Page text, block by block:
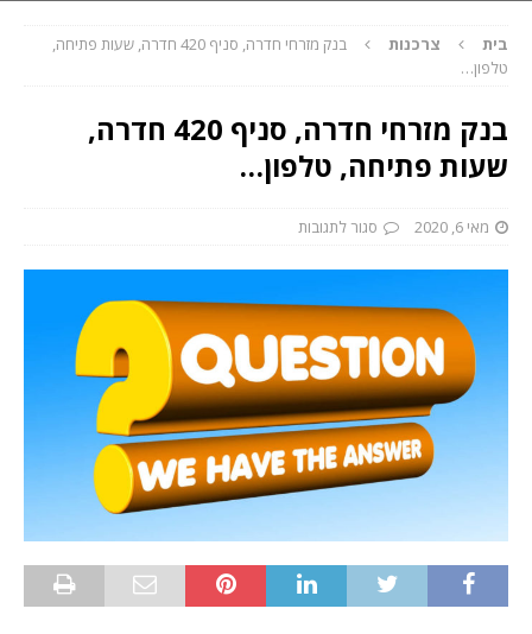
בית צרכנות
בנק מזרחי ‏חדרה, סניף 420 חדרה, שעות פתיחה,
טלפון…
בנק מזרחי ‏חדרה, סניף 420 חדרה,
שעות פתיחה, טלפון…
מאי 6, 2020 סגור לתגובות